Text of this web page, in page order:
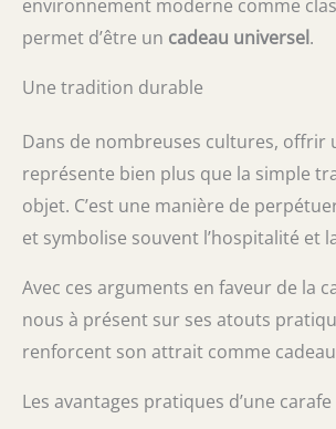
environnement moderne comme
permet d’être un cadeau universel.
Une tradition durable
Dans de nombreuses cultures, offrir
représente bien plus que la simple
objet. C’est une manière de
et symbolise souvent l’hospitalité et
Avec ces arguments en faveur de la
nous à présent sur ses atouts
renforcent son attrait comme
Les avantages pratiques d’une carafe